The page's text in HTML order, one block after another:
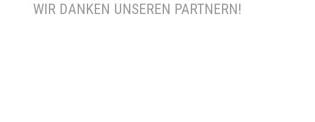
WIR DANKEN UNSEREN PARTNERN!